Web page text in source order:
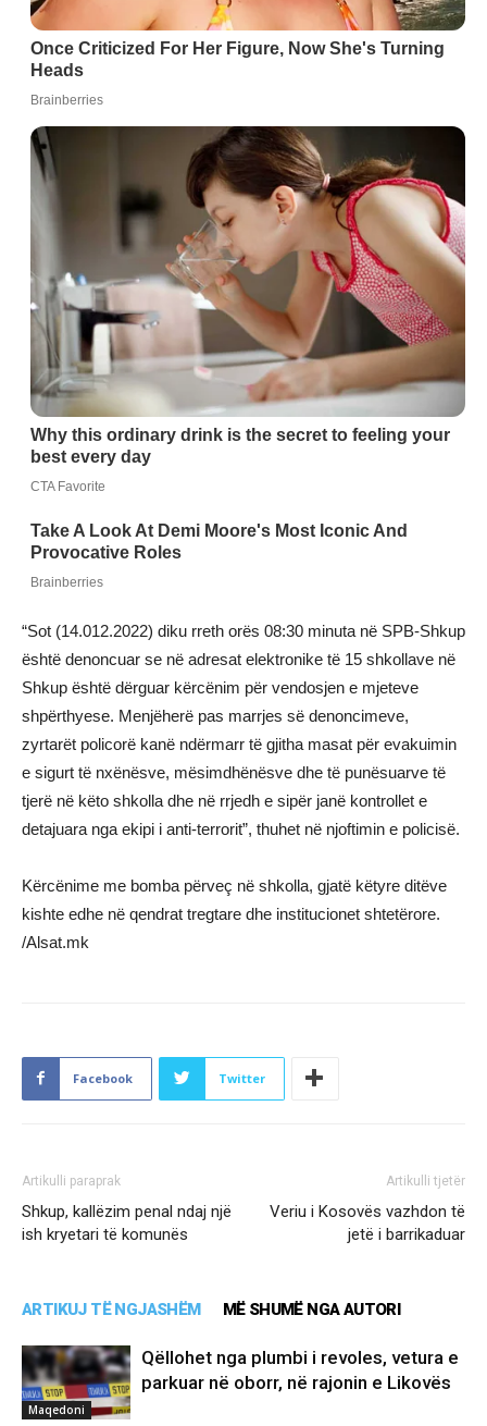
“Sot (14.012.2022) diku rreth orës 08:30 minuta në SPB-Shkup
është denoncuar se në adresat elektronike të 15 shkollave në
Shkup është dërguar kërcënim për vendosjen e mjeteve
shpërthyese. Menjëherë pas marrjes së denoncimeve,
zyrtarët policorë kanë ndërmarr të gjitha masat për evakuimin
e sigurt të nxënësve, mësimdhënësve dhe të punësuarve të
tjerë në këto shkolla dhe në rrjedh e sipër janë kontrollet e
detajuara nga ekipi i anti-terrorit”, thuhet në njoftimin e policisë.
Kërcënime me bomba përveç në shkolla, gjatë këtyre ditëve
kishte edhe në qendrat tregtare dhe institucionet shtetërore.
/Alsat.mk
Facebook Twitter
Artikulli paraprak
Shkup, kallëzim penal ndaj një
ish kryetari të komunës
Artikulli tjetër
Veriu i Kosovës vazhdon të
jetë i barrikaduar
ARTIKUJ TË NGJASHËM MË SHUMË NGA AUTORI
Maqedoni
Qëllohet nga plumbi i revoles, vetura e
parkuar në oborr, në rajonin e Likovës